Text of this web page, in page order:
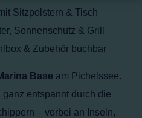
Sitzpolstern & Tisch
Sonnenschutz & Grill
& Zubehör buchbar
Base am Pichelssee.
entspannt durch die
– vorbei an Inseln,